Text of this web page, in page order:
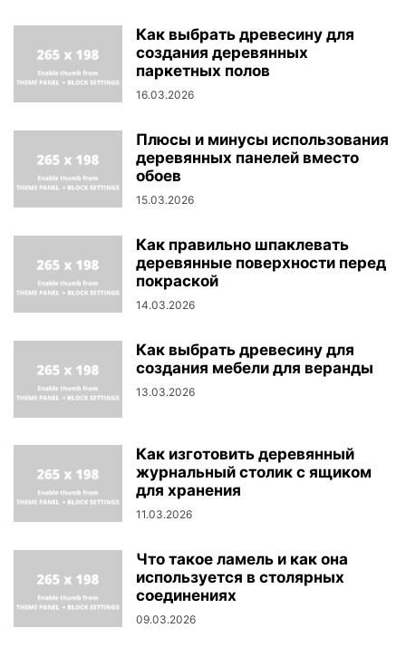
Как выбрать древесину для
создания деревянных
паркетных полов
16.03.2026
Плюсы и минусы использования
деревянных панелей вместо
обоев
15.03.2026
Как правильно шпаклевать
деревянные поверхности перед
покраской
14.03.2026
Как выбрать древесину для
создания мебели для веранды
13.03.2026
Как изготовить деревянный
журнальный столик с ящиком
для хранения
11.03.2026
Что такое ламель и как она
используется в столярных
соединениях
09.03.2026